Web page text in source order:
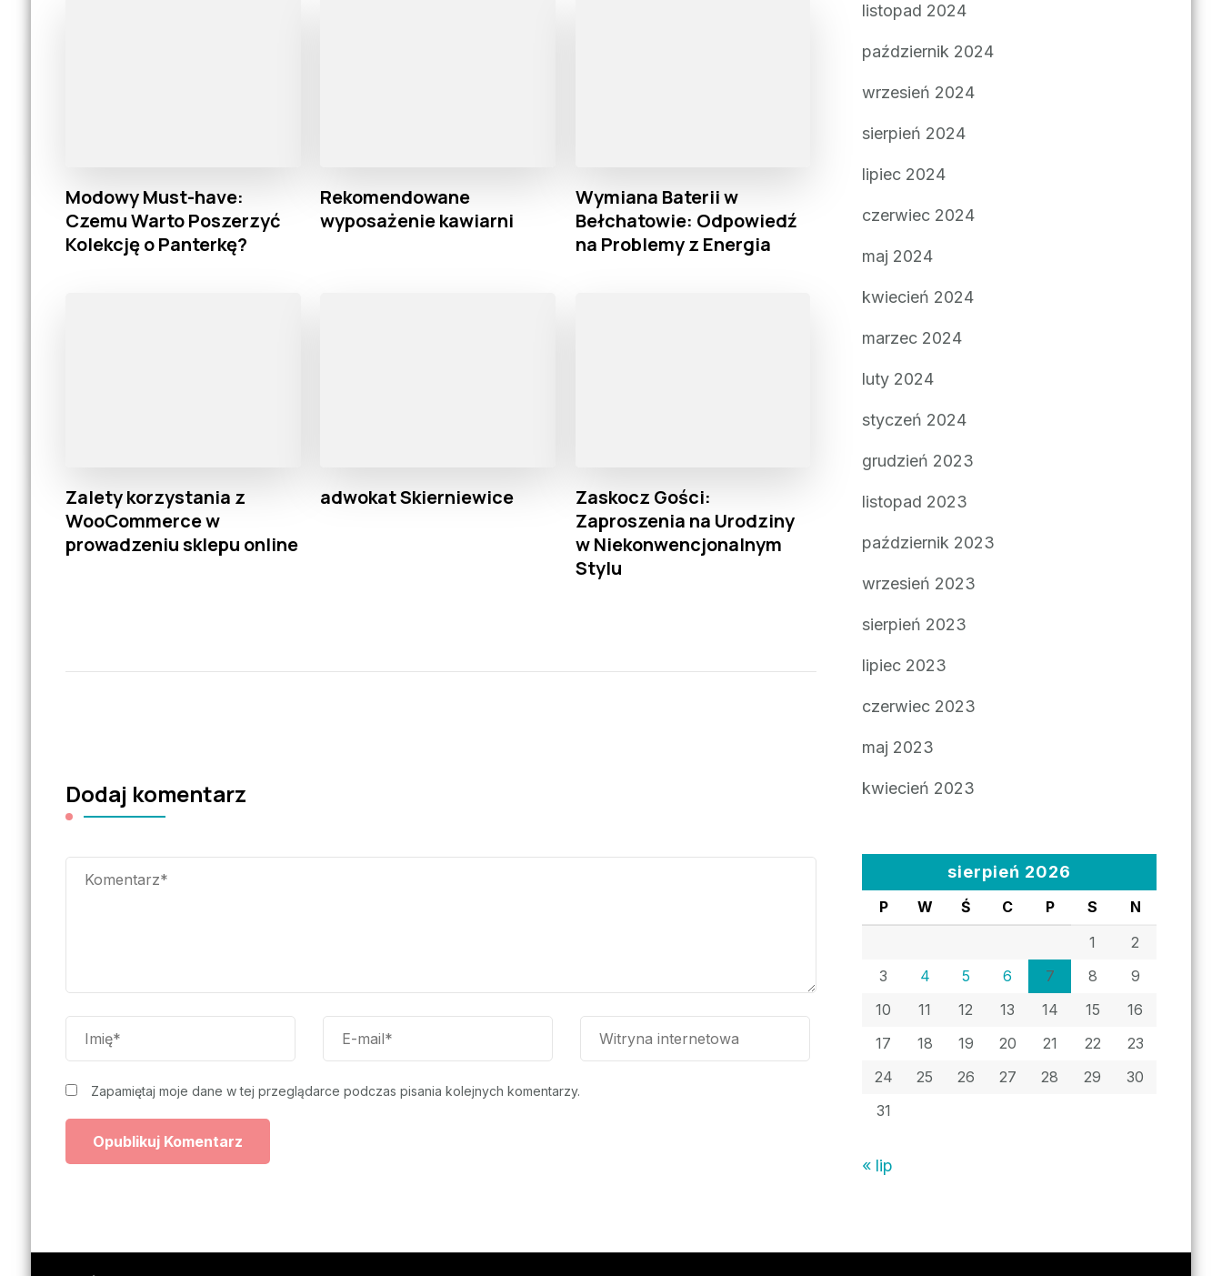
Modowy Must-have:
Czemu Warto Poszerzyć
Kolekcję o Panterkę?
Rekomendowane
wyposażenie kawiarni
Wymiana Baterii w
Bełchatowie: Odpowiedź
na Problemy z Energia
Zalety korzystania z
WooCommerce w
prowadzeniu sklepu online
adwokat Skierniewice
Zaskocz Gości:
Zaproszenia na Urodziny
w Niekonwencjonalnym
Stylu
Dodaj komentarz
Zapamiętaj moje dane w tej przeglądarce podczas pisania kolejnych komentarzy.
listopad 2024
październik 2024
wrzesień 2024
sierpień 2024
lipiec 2024
czerwiec 2024
maj 2024
kwiecień 2024
marzec 2024
luty 2024
styczeń 2024
grudzień 2023
listopad 2023
październik 2023
wrzesień 2023
sierpień 2023
lipiec 2023
czerwiec 2023
maj 2023
kwiecień 2023
sierpień 2026
P W Ś C P S
N
1
2
3
4 5 6 7 8
9
10
11 12 13 14 15
16
17
18 19 20 21 22
23
24
25 26 27 28 29
30
31
« lip